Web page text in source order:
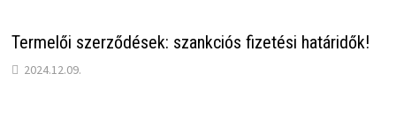
Termelői szerződések: szankciós fizetési határidők!
2024.12.09.